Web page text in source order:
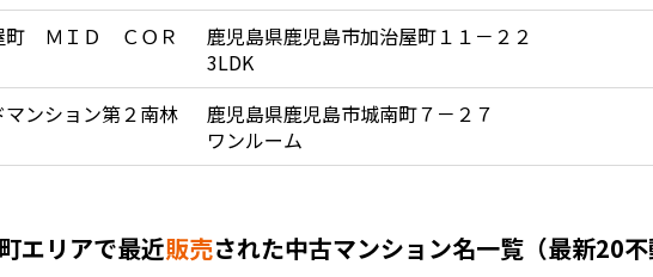
町 ＭＩＤ ＣＯＲ
鹿児島県鹿児島市加治屋町１１－２２
3LDK
ンション第２南林
鹿児島県鹿児島市城南町７－２７
ワンルーム
エリアで最近販売された中古マンション名一覧（最新20